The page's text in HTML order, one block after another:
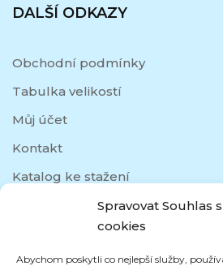
Spravovat Souhlas s
cookies
Abychom poskytli co nejlepší služby,
DALŠÍ ODKAZY
Obchodní podmínky
Tabulka velikostí
Můj účet
Kontakt
Katalog ke stažení
SOCIÁLNÍ SÍTĚ